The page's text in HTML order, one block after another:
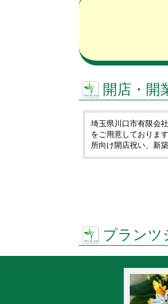
開店・開
埼玉県川口市有限会
をご用意しておりま
所向け開店祝い、新
プランツ